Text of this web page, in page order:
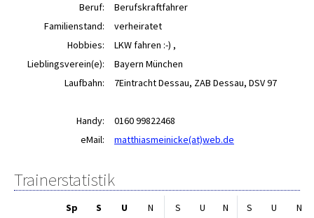
Beruf:
Berufskraftfahrer
Familienstand:
verheiratet
Hobbies:
LKW fahren :-) ,
Lieblingsverein(e):
Bayern München
Laufbahn:
7Eintracht Dessau, ZAB Dessau, DSV 97
Handy:
0160 99822468
eMail:
matthiasmeinicke(at)web.de
Trainerstatistik
Sp S U N S U N S U N